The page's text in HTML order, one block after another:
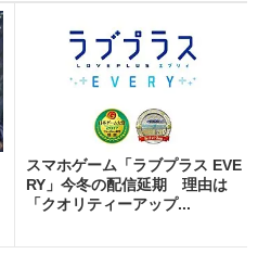
スマホゲーム「ラブプラス EVE
RY」今冬の配信延期 理由は
「クオリティーアップ...